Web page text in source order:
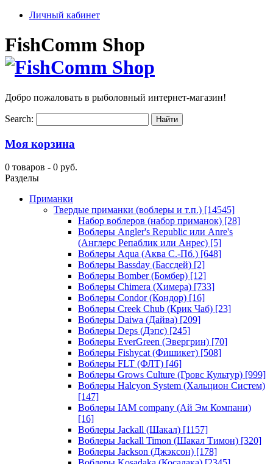
Личный кабинет
FishComm Shop
Добро пожаловать в рыболовный интернет-магазин!
Search:
Моя корзина
0 товаров - 0 руб.
Разделы
Приманки
Твердые приманки (воблеры и т.п.) [14545]
Набор воблеров (набор приманок) [28]
Воблеры Angler's Republic или Anre's
(Англерс Репаблик или Анрес) [5]
Воблеры Aqua (Аква С.-Пб.) [648]
Воблеры Bassday (Бассдей) [2]
Воблеры Bomber (Бомбер) [12]
Воблеры Chimera (Химера) [733]
Воблеры Condor (Кондор) [16]
Воблеры Creek Chub (Крик Чаб) [23]
Воблеры Daiwa (Дайва) [209]
Воблеры Deps (Дэпс) [245]
Воблеры EverGreen (Эвергрин) [70]
Воблеры Fishycat (Фишикет) [508]
Воблеры FLT (ФЛТ) [46]
Воблеры Grows Culture (Гровс Культур) [999]
Воблеры Halcyon System (Хальцион Систем)
[147]
Воблеры IAM company (Ай Эм Компани)
[16]
Воблеры Jackall (Шакал) [1157]
Воблеры Jackall Timon (Шакал Тимон) [320]
Воблеры Jackson (Джэксон) [178]